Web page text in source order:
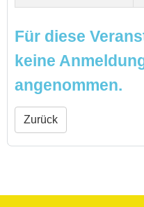
Für diese
keine
angenommen.
Zurück